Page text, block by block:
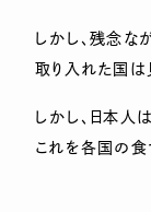
しかし、残念な
取り入れた国は
しかし、日本人は
これを各国の食